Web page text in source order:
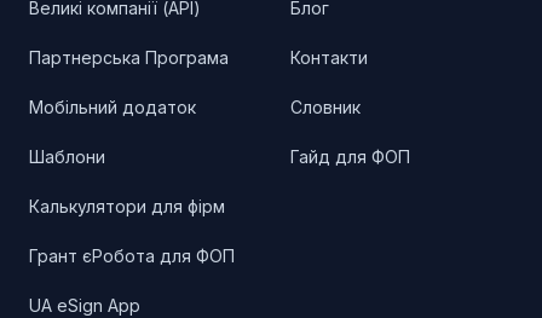
Великі компанії (API)
Партнерська Програма
Мобільний додаток
Шаблони
Калькулятори для фірм
Грант єРобота для ФОП
UA eSign App
Блог
Контакти
Словник
Гайд для ФОП